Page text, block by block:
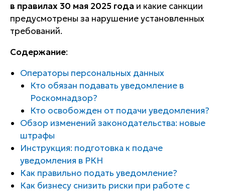
в правилах 30 мая 2025 года и какие санкции
предусмотрены за нарушение установленных
требований.
Содержание:
Операторы персональных данных
Кто обязан подавать уведомление в
Роскомнадзор?
Кто освобожден от подачи уведомления?
Обзор изменений законодательства: новые
штрафы
Инструкция: подготовка к подаче
уведомления в РКН
Как правильно подать уведомление?
Как бизнесу снизить риски при работе с